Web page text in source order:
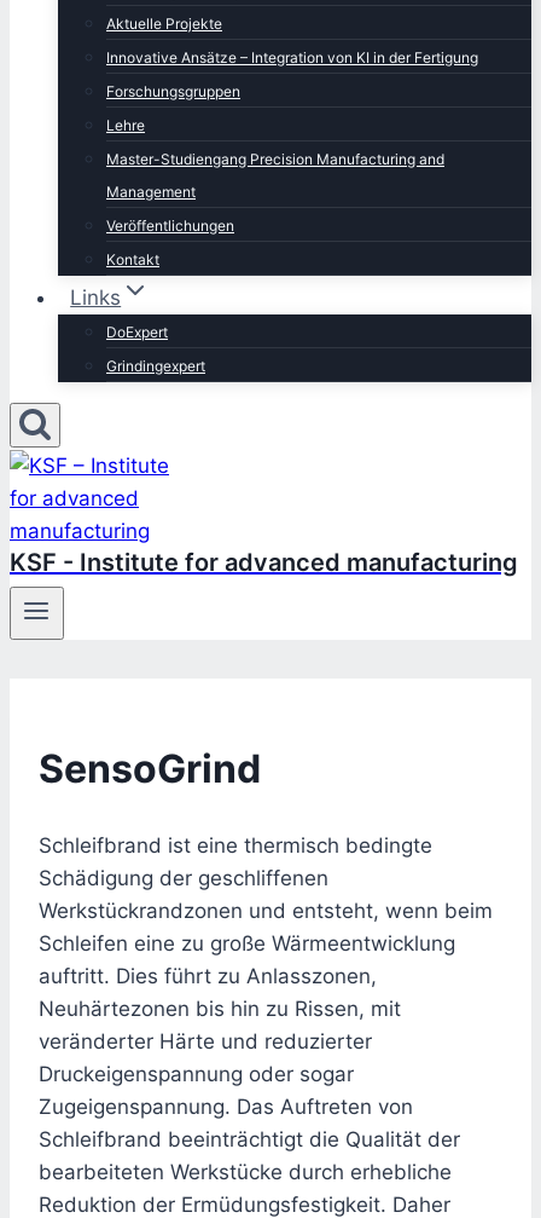
Aktuelle Projekte
Innovative Ansätze – Integration von KI in der Fertigung
Forschungsgruppen
Lehre
Master-Studiengang Precision Manufacturing and
Management
Veröffentlichungen
Kontakt
Links
DoExpert
Grindingexpert
KSF - Institute for advanced manufacturing
SensoGrind
Schleifbrand ist eine thermisch bedingte
Schädigung der geschliffenen
Werkstückrandzonen und entsteht, wenn beim
Schleifen eine zu große Wärmeentwicklung
auftritt. Dies führt zu Anlasszonen,
Neuhärtezonen bis hin zu Rissen, mit
veränderter Härte und reduzierter
Druckeigenspannung oder sogar
Zugeigenspannung. Das Auftreten von
Schleifbrand beeinträchtigt die Qualität der
bearbeiteten Werkstücke durch erhebliche
Reduktion der Ermüdungsfestigkeit. Daher